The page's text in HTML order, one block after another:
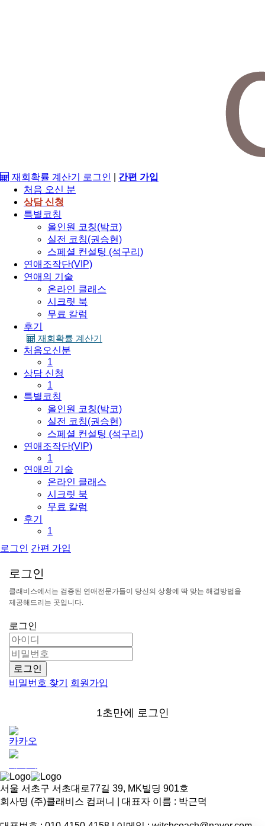
재회확률 계산기 로그인
간편 가입
처음 오신 분
상담 신청
특별코칭
올인원 코칭(박코)
실전 코칭(권승현)
스페셜 컨설팅 (석구리)
연애조작단(VIP)
연애의 기술
온라인 클래스
시크릿 북
무료 칼럼
후기
재회확률 계산기
처음오신분
1
상담 신청
1
특별코칭
올인원 코칭(박코)
실전 코칭(권승현)
스페셜 컨설팅 (석구리)
연애조작단(VIP)
1
연애의 기술
온라인 클래스
시크릿 북
무료 칼럼
후기
1
로그인 간편 가입
로 그 인
클래 비 스에 서 는 검 증된 연애 전 문가들이 당신 의 상황에 딱 맞는 해 결 방법 을
제 공해 드리 는 곳입 니 다.
로그인
로그인
비밀번호 찾기
회원가입
1초만에 로그인
카카오
서울 서초구 서초대로77길 39, MK빌딩 901호
회사명 (주)클래비스 컴퍼니 | 대표자 이름 : 박근덕